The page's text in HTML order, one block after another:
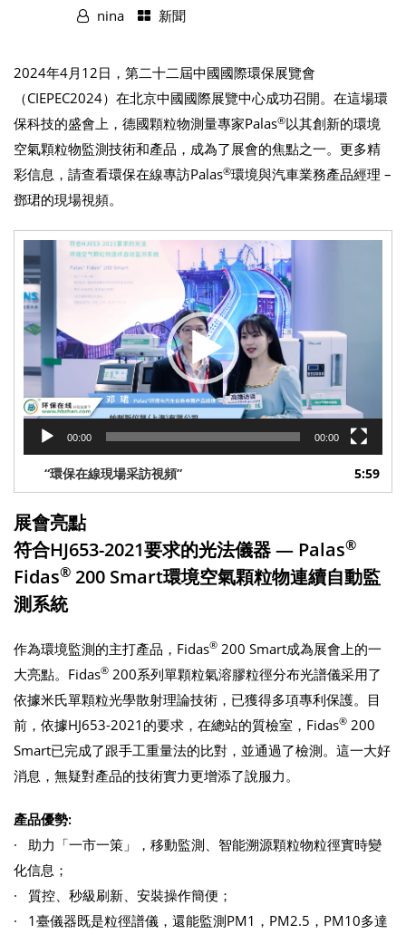
nina
新聞
2024年4月12日，第二十二屆中國國際環保展覽會
（CIEPEC2024）在北京中國國際展覽中心成功召開。在這場環
保科技的盛會上，德國顆粒物測量專家Palas®以其創新的環境
空氣顆粒物監測技術和產品，成為了展會的焦點之一。更多精
彩信息，請查看環保在線專訪Palas®環境與汽車業務產品經理 –
鄧珺的現場視頻。
Player
00:00 00:00
“環保在線現場采訪視頻” 5:59
展會亮點
符合HJ653-2021要求的光法儀器— Palas®
Fidas® 200 Smart環境空氣顆粒物連續自動監
測系統
作為環境監測的主打產品，Fidas® 200 Smart成為展會上的一
大亮點。Fidas® 200系列單顆粒氣溶膠粒徑分布光譜儀采用了
依據米氏單顆粒光學散射理論技術，已獲得多項專利保護。目
前，依據HJ653-2021的要求，在總站的質檢室，Fidas® 200
Smart已完成了跟手工重量法的比對，並通過了檢測。這一大好
消息，無疑對產品的技術實力更增添了說服力。
產品優勢:
· 助力「一市一策」，移動監測、智能溯源顆粒物粒徑實時變
化信息；
· 質控、秒級刷新、安裝操作簡便；
· 1臺儀器既是粒徑譜儀，還能監測PM1，PM2.5，PM10多達